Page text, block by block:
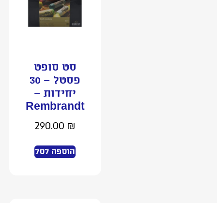
סט סופט
פסטל – 30
יחידות –
Rembrandt
290.00₪
הוספה לסל